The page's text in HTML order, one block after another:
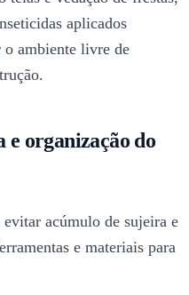
aplicados
o ambiente livre de
e organização do
acúmulo de sujeira e
e materiais para